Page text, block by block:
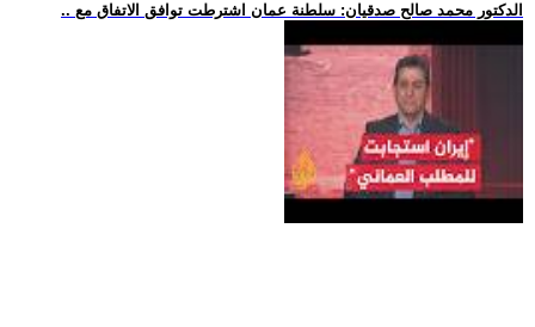
.. الدكتور محمد صالح صدقيان: سلطنة عمان اشترطت توافق الاتفاق مع